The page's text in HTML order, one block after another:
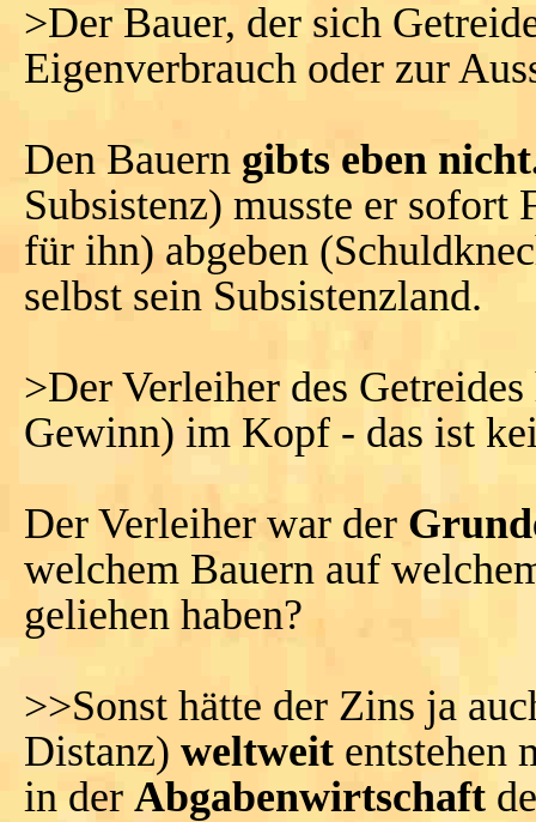
>Der Bauer, der sich
Eigenverbrauch oder zur
Den Bauern gibts eben
Subsistenz) musste er
für ihn) abgeben
selbst sein Subsistenzland.
>Der Verleiher des
Gewinn) im Kopf - das ist
Der Verleiher war der
welchem Bauern auf
geliehen haben?
>>Sonst hätte der Zins ja
Distanz) weltweit entstehen
in der Abgabenwirtschaft